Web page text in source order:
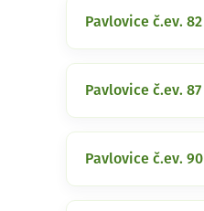
Pavlovice č.ev. 82
Pavlovice č.ev. 87
Pavlovice č.ev. 90